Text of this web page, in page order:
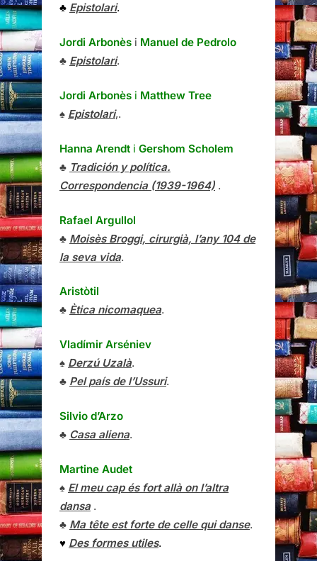
♣ Epistolari.
Jordi Arbonès i Manuel de Pedrolo
♣ Epistolari.
Jordi Arbonès i Matthew Tree
♠ Epistolari,.
Hanna Arendt i Gershom Scholem
♣ Tradición y política.
Correspondencia (1939-1964) .
Rafael Argullol
♣ Moisès Broggi, cirurgià, l’any 104 de
la seva vida.
Aristòtil
♣ Ètica nicomaquea.
Vladímir Arséniev
♠ Derzú Uzalà.
♣ Pel país de l’Ussuri.
Silvio d’Arzo
♣ Casa aliena.
Martine Audet
♠ El meu cap és fort allà on l’altra
dansa.
♣ Ma tête est forte de celle qui danse.
♥ Des formes utiles.